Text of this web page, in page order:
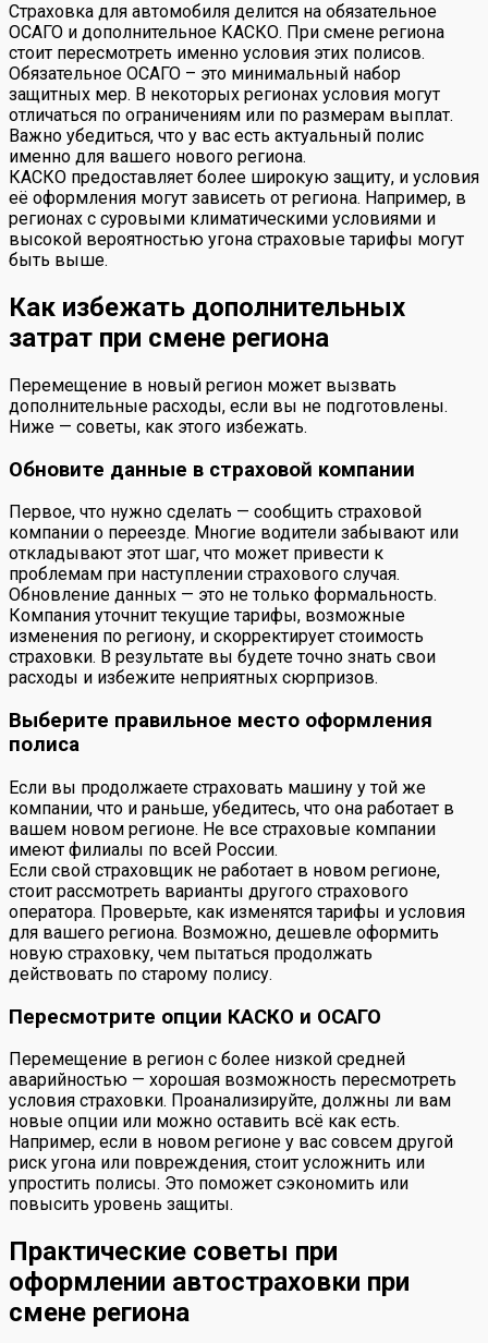
Страховка для автомобиля делится на обязательное
ОСАГО и дополнительное КАСКО. При смене региона
стоит пересмотреть именно условия этих полисов.
Обязательное ОСАГО – это минимальный набор
защитных мер. В некоторых регионах условия могут
отличаться по ограничениям или по размерам выплат.
Важно убедиться, что у вас есть актуальный полис
именно для вашего нового региона.
КАСКО предоставляет более широкую защиту, и условия
её оформления могут зависеть от региона. Например, в
регионах с суровыми климатическими условиями и
высокой вероятностью угона страховые тарифы могут
быть выше.
Как избежать дополнительных
затрат при смене региона
Перемещение в новый регион может вызвать
дополнительные расходы, если вы не подготовлены.
Ниже — советы, как этого избежать.
Обновите данные в страховой компании
Первое, что нужно сделать — сообщить страховой
компании о переезде. Многие водители забывают или
откладывают этот шаг, что может привести к
проблемам при наступлении страхового случая.
Обновление данных — это не только формальность.
Компания уточнит текущие тарифы, возможные
изменения по региону, и скорректирует стоимость
страховки. В результате вы будете точно знать свои
расходы и избежите неприятных сюрпризов.
Выберите правильное место оформления
полиса
Если вы продолжаете страховать машину у той же
компании, что и раньше, убедитесь, что она работает в
вашем новом регионе. Не все страховые компании
имеют филиалы по всей России.
Если свой страховщик не работает в новом регионе,
стоит рассмотреть варианты другого страхового
оператора. Проверьте, как изменятся тарифы и условия
для вашего региона. Возможно, дешевле оформить
новую страховку, чем пытаться продолжать
действовать по старому полису.
Пересмотрите опции КАСКО и ОСАГО
Перемещение в регион с более низкой средней
аварийностью — хорошая возможность пересмотреть
условия страховки. Проанализируйте, должны ли вам
новые опции или можно оставить всё как есть.
Например, если в новом регионе у вас совсем другой
риск угона или повреждения, стоит усложнить или
упростить полисы. Это поможет сэкономить или
повысить уровень защиты.
Практические советы при
оформлении автостраховки при
смене региона